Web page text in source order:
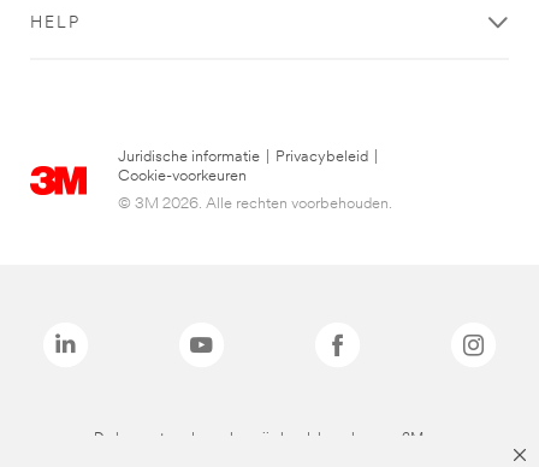
HELP
Juridische informatie Privacybeleid
Cookie-voorkeuren
© 3M 2026. Alle rechten voorbehouden.
De bovenstaande merken zijn handelsmerken van 3M.we